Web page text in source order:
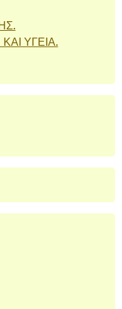
ΥΓΕΙΑ.